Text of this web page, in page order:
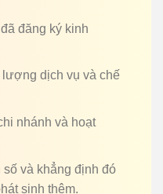
đăng ký kinh
lượng dịch vụ và chế
nhánh và hoạt
số và khẳng định đó
sinh thêm.